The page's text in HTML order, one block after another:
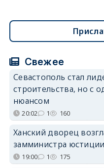
Свежее
Севастополь стал
строительства, но с
нюансом
20:02 1 160
Ханский дворец
замминистра
19:00 1 175